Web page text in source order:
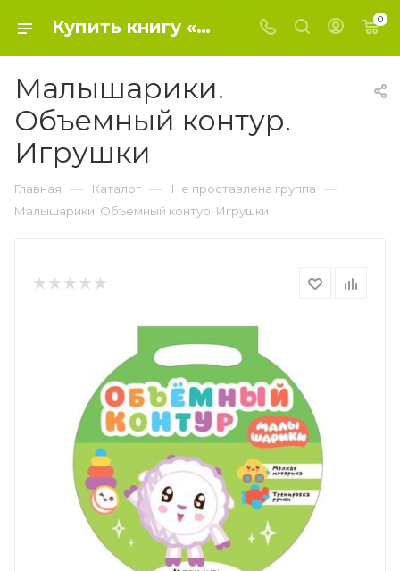
Купить книгу «Малышарики. Объемный контур. Игрушки» 0, - Не проставлена группа 0
Малышарики.
Объемный контур.
Игрушки
Главная — Каталог — Не проставлена группа —
Малышарики. Объемный контур. Игрушки